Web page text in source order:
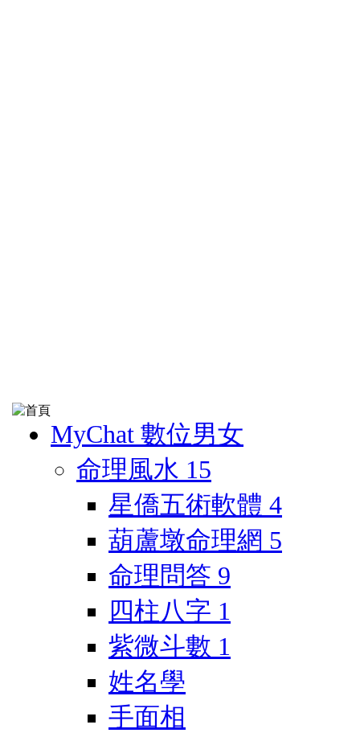
MyChat 數位男女
命理風水 15
星僑五術軟體 4
葫蘆墩命理網 5
命理問答 9
四柱八字 1
紫微斗數 1
姓名學
手面相